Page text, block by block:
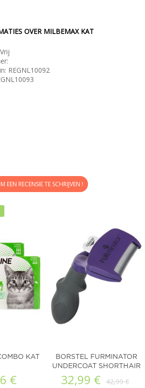
OVER MILBEMAX KAT
REGNL10092
EEN RECENSIE TE SCHRIJVEN !
KAT
€
BORSTEL FURMINATOR
UNDERCOAT SHORTHAIR
KAT
32,99 € 42,99 €